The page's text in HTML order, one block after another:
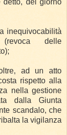
detto, del giorno
inequivocabilità
delle
ad un atto
rispetto alla
nella gestione
dalla Giunta
scandalo, che
la vigilanza